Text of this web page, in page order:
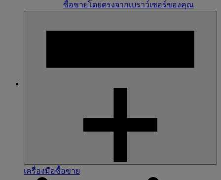
ซื้อขายโดยตรงจากเบราว์เซอร์ของคุณ
เครื่องมือซื้อขาย